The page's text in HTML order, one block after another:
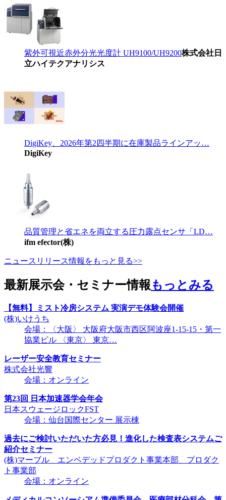
紫外可視近赤外分光光度計 UH9100/UH9200株式会社日
立ハイテクアナリシス
DigiKey、2026年第2四半期に在庫製品ラインアッ…
DigiKey
品質管理と省エネを両立する圧力露点センサ「LD…
ifm efector(株)
ニュースリリース情報をもっと見る>>
最新展示会・セミナー情報もっとみる
【無料】ミスト冷房システム 実演デモ体験会開催
(株)いけうち
会場：〈大阪〉 大阪府大阪市西区阿波座1-15-15・第一
協業ビル 〈東京〉 東京…
レーザー安全教育セミナー
株式会社光響
会場：オンライン
第23回 日本加速器学会年会
日本スウェージロックFST
会場：仙台国際センター 展示棟
過去にご検討いただいた方必見！進化した検査表システムご
紹介セミナー
(株)マーブル エンベデッドプロダクト事業本部 プロダク
ト事業部
会場：オンライン